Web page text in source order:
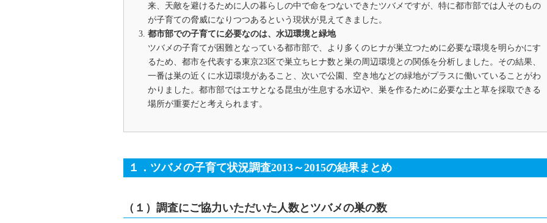
来、天敵を避けるために人の暮らしの中で命をつないできたツバメですが、特に都市部では人そのもの
が子育ての脅威になりつつあるという現状が見えてきました。
都市部での子育てに必要なのは、水辺環境と緑地
ツバメの子育てが困難となっている都市部で、より多くのヒナが巣立つために必要な環境を明らかにす
るため、都市を代表する東京23区で巣立ちヒナ数と巣の周辺環境との関係を分析しました。その結果、
一番は巣の近くに水辺環境があること、次いで公園、空き地などの緑地がプラスに働いていることがわ
かりました。都市部ではエサとなる昆虫が生息する水辺や、巣を作るために必要な土と草を採取できる
場所が重要だと考えられます。
１．ツバメの子育て状況調査2013～2015の結果まとめ
（１）調査にご協力いただいた人数とツバメの巣の数